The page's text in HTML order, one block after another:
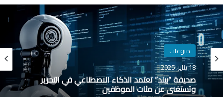
منوعات
18 يناير، 2025
صحيفة “بيلد” تعتمد الذكاء الاصطناعي في التحرير
وتستغني عن مئات الموظفين